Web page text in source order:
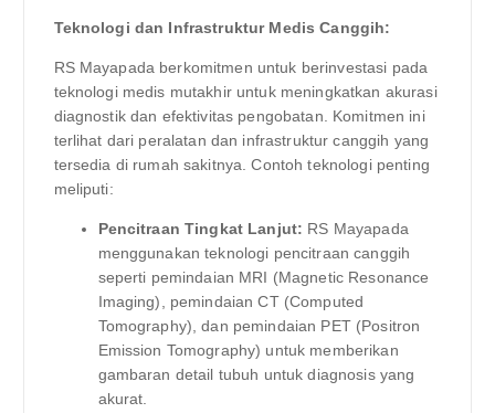
Teknologi dan Infrastruktur Medis Canggih:
RS Mayapada berkomitmen untuk berinvestasi pada
teknologi medis mutakhir untuk meningkatkan akurasi
diagnostik dan efektivitas pengobatan. Komitmen ini
terlihat dari peralatan dan infrastruktur canggih yang
tersedia di rumah sakitnya. Contoh teknologi penting
meliputi:
Pencitraan Tingkat Lanjut: RS Mayapada
menggunakan teknologi pencitraan canggih
seperti pemindaian MRI (Magnetic Resonance
Imaging), pemindaian CT (Computed
Tomography), dan pemindaian PET (Positron
Emission Tomography) untuk memberikan
gambaran detail tubuh untuk diagnosis yang
akurat.